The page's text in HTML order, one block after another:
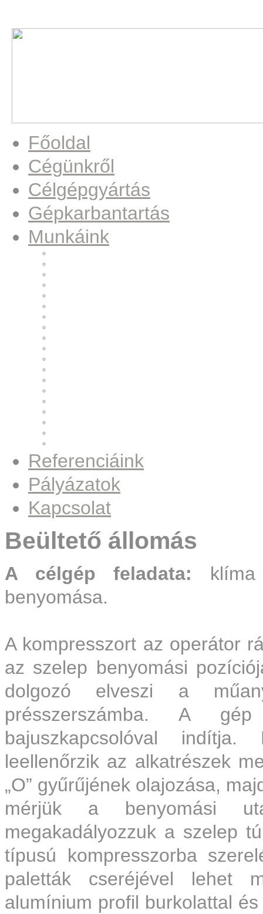
Főoldal
Cégünkről
Célgépgyártás
Gépkarbantartás
Munkáink
Referenciáink
Pályázatok
Kapcsolat
Beültető állomás
A célgép feladata: klíma
benyomása.
A kompresszort az operátor
az szelep benyomási
dolgozó elveszi a
présszerszámba. A
bajuszkapcsolóval
leellenőrzik az alkatrészek
„O” gyűrűjének olajozása,
mérjük a benyomási
megakadályozzuk a szelep
típusú kompresszorba
paletták cseréjével lehet
alumínium profil burkolattal